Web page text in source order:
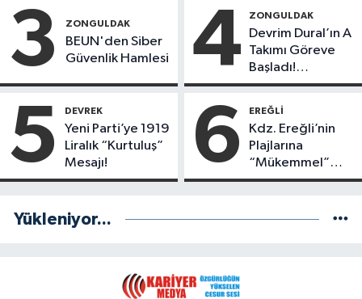
Potansiyeline Sahip
İlk 3 İsim!
Başladı
3 ZONGULDAK
BEUN'den Siber
Güvenlik Hamlesi
4 ZONGULDAK
Devrim Dural’ın A
Takımı Göreve
Başladı!
Yönetimde
5 DEVREK
Yeni Parti’ye 1919
Liralık “Kurtuluş”
Mesajı!
6 EREĞLI
Kdz. Ereğli’nin
Plajlarına
“Mükemmel”
Notu!
Yükleniyor...